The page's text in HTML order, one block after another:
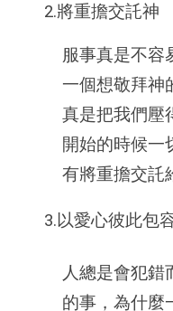
2.將重擔交託神
服事真是不容
一個想敬拜神
真是把我們壓
開始的時候一
有將重擔交託
3.以愛心彼此包
人總是會犯錯
的事，為什麼